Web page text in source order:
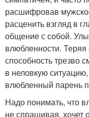
расшифровав
расценить взгляд в
общение с собой.
влюбленности.
способность трезво
в неловкую
влюбленный парень
Надо понимать, что
не спрашивая, хочет